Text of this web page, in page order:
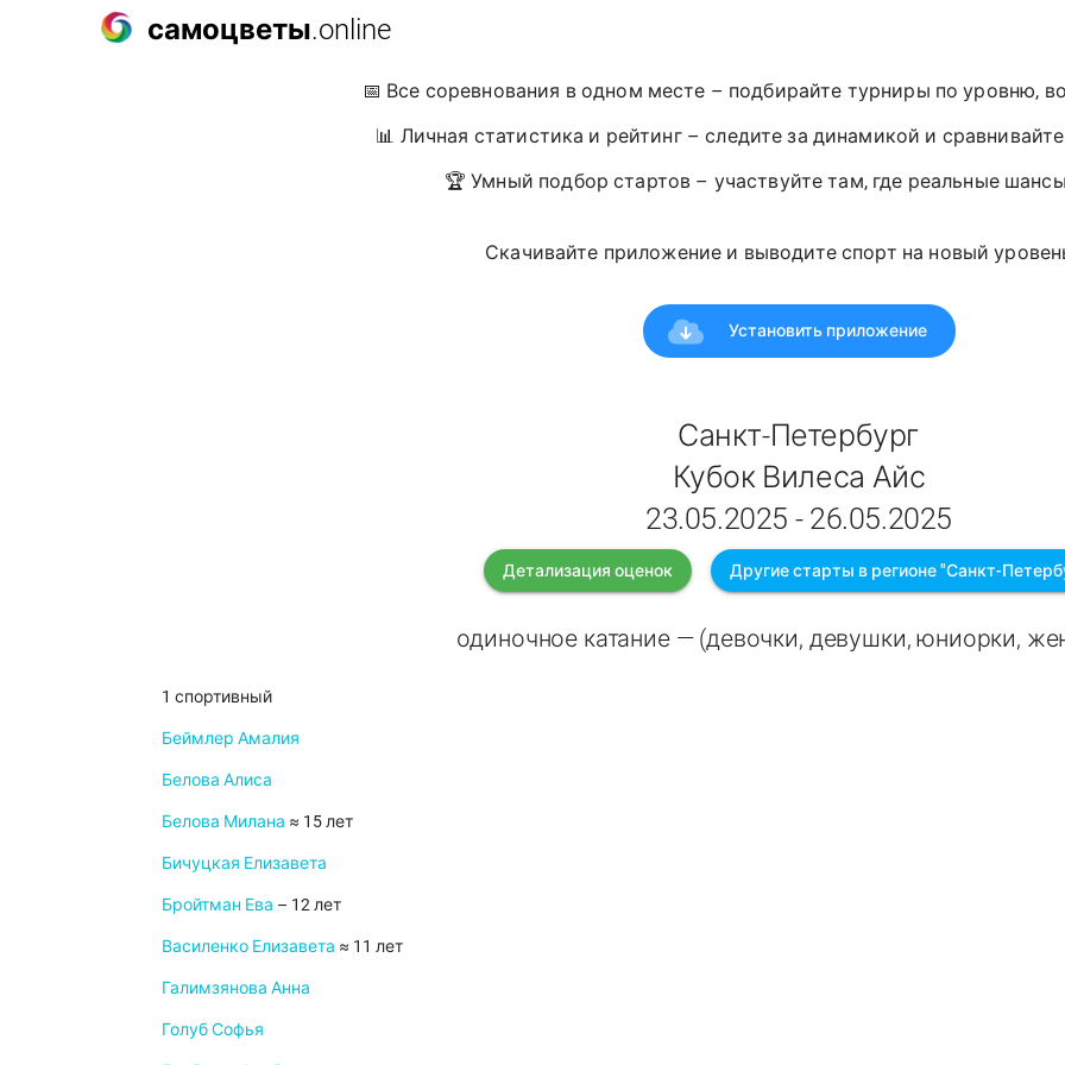
самоцветы.online
📅 Все соревнования в одном месте – подбирайте турниры по уровню,
📊 Личная статистика и рейтинг – следите за динамикой и
🏆 Умный подбор стартов – участвуйте там, где реальные
Скачивайте приложение и выводите спорт на новый
Установить приложение
Санкт-Петербург
Кубок Вилеса Айс
23.05.2025 - 26.05.2025
Детализация оценок Другие старты в регионе "Санкт-
одиночное катание — (девочки, девушки, юниорки,
1 спортивный
Беймлер Амалия
Белова Алиса
Белова Милана ≈ 15 лет
Бичуцкая Елизавета
Бройтман Ева – 12 лет
Василенко Елизавета ≈ 11 лет
Галимзянова Анна
Голуб Софья